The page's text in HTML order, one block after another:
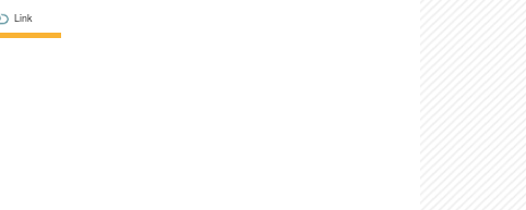
Link